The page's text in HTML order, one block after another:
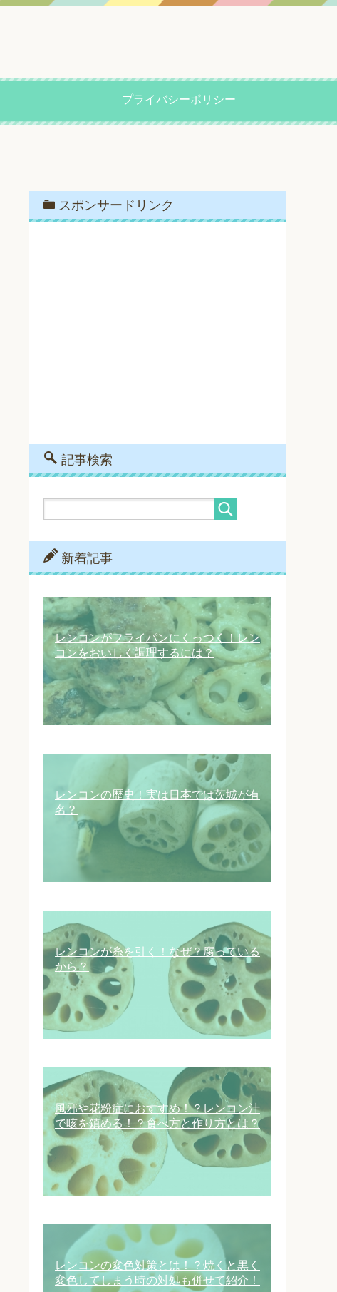
プライバシーポリシー
スポンサードリンク
記事検索
新着記事
レンコンがフライパンにくっつく！レン
コンをおいしく調理するには？
レンコンの歴史！実は日本では茨城が有
名？
レンコンが糸を引く！なぜ？腐っている
から？
風邪や花粉症におすすめ！？レンコン汁
で咳を鎮める！？食べ方と作り方とは？
レンコンの変色対策とは！？焼くと黒く
変色してしまう時の対処も併せて紹介！